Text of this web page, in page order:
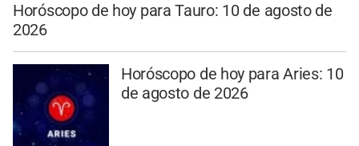
Horóscopo de hoy para Tauro: 10 de agosto de
2026
Horóscopo de hoy para Aries: 10
de agosto de 2026